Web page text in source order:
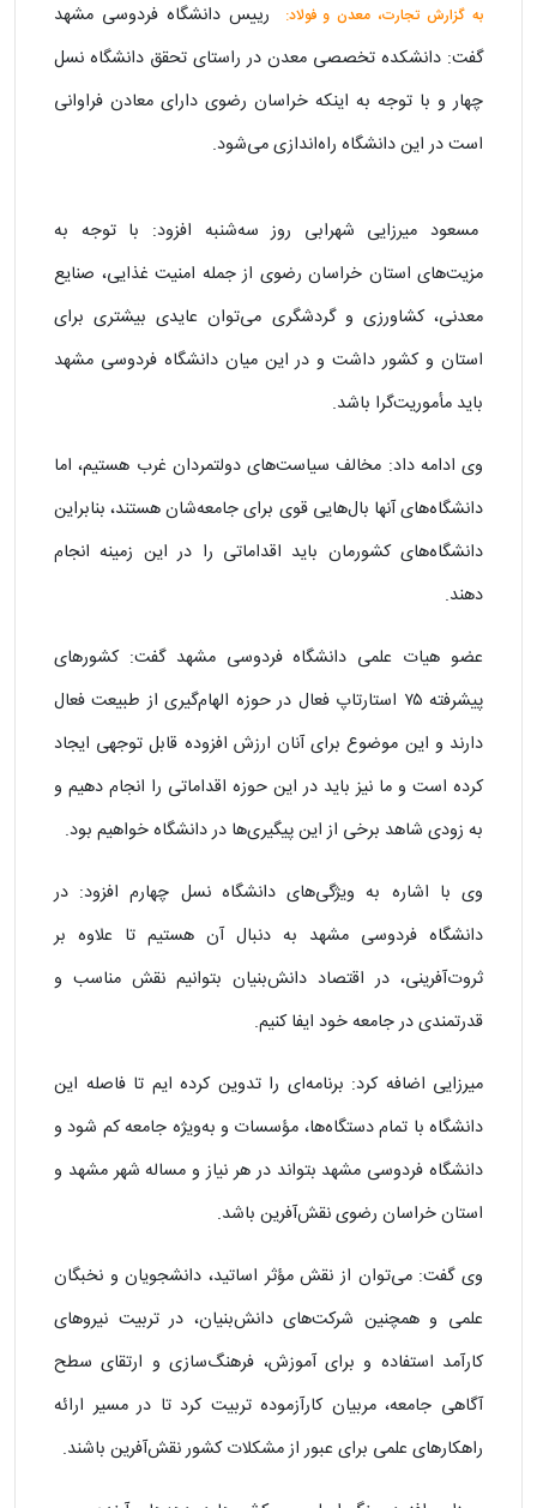
به گزارش تجارت، معدن و فولاد:
رییس دانشگاه فردوسی مشهد
گفت: دانشکده تخصصی معدن در راستای تحقق دانشگاه نسل
چهار و با توجه به اینکه خراسان رضوی دارای معادن فراوانی
است در این دانشگاه راه‌اندازی می‌شود.
مسعود میرزایی شهرابی روز سه‌شنبه افزود: با توجه به
مزیت‌های استان خراسان رضوی از جمله امنیت غذایی، صنایع
معدنی، کشاورزی و گردشگری می‌توان عایدی بیشتری برای
استان و کشور داشت و در این میان دانشگاه فردوسی مشهد
باید مأموریت‌گرا باشد.
وی ادامه داد: مخالف سیاست‌های دولتمردان غرب هستیم، اما
دانشگاه‌های آنها بال‌هایی قوی برای جامعه‌شان هستند، بنابراین
دانشگاه‌های کشورمان باید اقداماتی را در این زمینه انجام
دهند.
عضو هیات علمی دانشگاه فردوسی مشهد گفت: کشور‌های
پیشرفته ۷۵ استارتاپ فعال در حوزه الهام‌گیری از طبیعت فعال
دارند و این موضوع برای آنان ارزش افزوده قابل توجهی ایجاد
کرده است و ما نیز باید در این حوزه اقداماتی را انجام دهیم و
به زودی شاهد برخی از این پیگیری‌ها در دانشگاه خواهیم بود.
وی با اشاره به ویژگی‌های دانشگاه نسل چهارم افزود: در
دانشگاه فردوسی مشهد به دنبال آن هستیم تا علاوه بر
ثروت‌آفرینی، در اقتصاد دانش‌بنیان بتوانیم نقش مناسب و
قدرتمندی در جامعه خود ایفا کنیم.
میرزایی اضافه کرد: برنامه‌ای را تدوین کرده ایم تا فاصله این
دانشگاه با تمام دستگاه‌ها، مؤسسات و به‌ویژه جامعه کم شود و
دانشگاه فردوسی مشهد بتواند در هر نیاز و مساله شهر مشهد و
استان خراسان رضوی نقش‌آفرین باشد.
وی گفت: می‌توان از نقش مؤثر اساتید، دانشجویان و نخبگان
علمی و همچنین شرکت‌های دانش‌بنیان، در تربیت نیرو‌های
کارآمد استفاده و برای آموزش، فرهنگ‌سازی و ارتقای سطح
آگاهی جامعه، مربیان کارآزموده تربیت کرد تا در مسیر ارائه
راهکار‌های علمی برای عبور از مشکلات کشور نقش‌آفرین باشند.